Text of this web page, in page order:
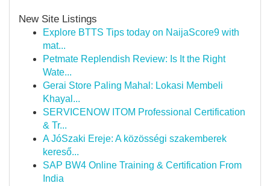
New Site Listings
Explore BTTS Tips today on NaijaScore9 with
mat...
Petmate Replendish Review: Is It the Right
Wate...
Gerai Store Paling Mahal: Lokasi Membeli
Khayal...
SERVICENOW ITOM Professional Certification
& Tr...
A JóSzaki Ereje: A közösségi szakemberek
kereső...
SAP BW4 Online Training & Certification From
India